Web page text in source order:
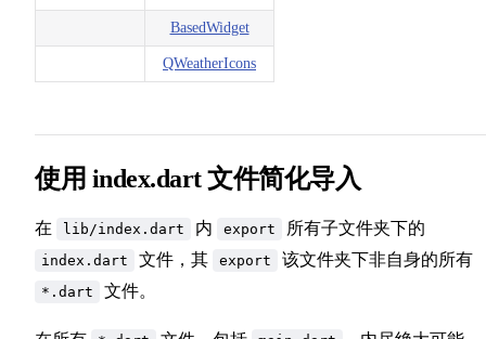
BasedWidget
QWeatherIcons
使用 index.dart 文件简化导入
在 lib/index.dart 内 export 所有子文件夹下的
index.dart 文件，其 export 该文件夹下非自身的所有
*.dart 文件。